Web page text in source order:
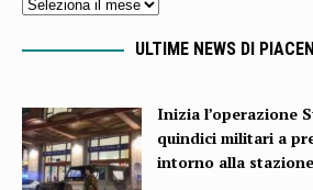
ULTIME NEWS DI
Inizia l’operazione
quindici militari a
intorno alla